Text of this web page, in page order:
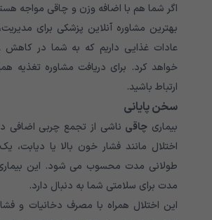
اگر شما هم با اضافه وزن و چاقی مواجه
بهترین مشاوره آنلاین پزشکی برای
عادات غذایی داریم که به شما در
خواهد کرد. برای دریافت مشاوره تغذیه
ارتباط باشید.
سخن پایانی
بیماری چاقی ناشی از تجمع چربی اضافی
اختلال مانند فشار خون بالا یا دیابت،
طولانی مدت محسوب می شود. این
مدت برای سلامتی شما به دنبال دارد.
این اختلال همراه با مصرف دخانیات و